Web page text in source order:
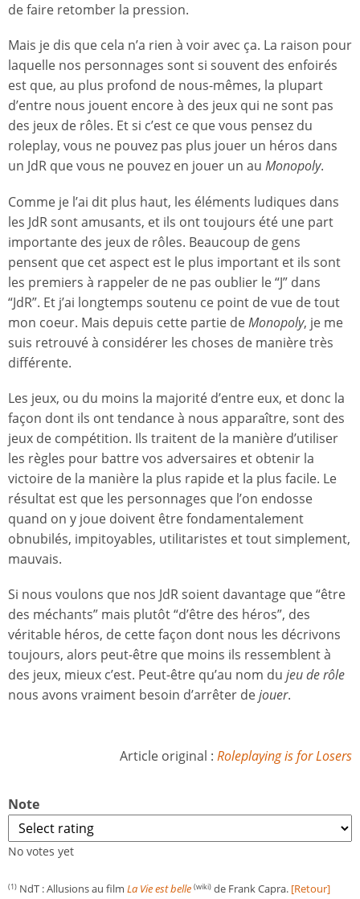
de faire retomber la pression.
Mais je dis que cela n’a rien à voir avec ça. La raison pour
laquelle nos personnages sont si souvent des enfoirés
est que, au plus profond de nous-mêmes, la plupart
d’entre nous jouent encore à des jeux qui ne sont pas
des jeux de rôles. Et si c’est ce que vous pensez du
roleplay, vous ne pouvez pas plus jouer un héros dans
un JdR que vous ne pouvez en jouer un au Monopoly.
Comme je l’ai dit plus haut, les éléments ludiques dans
les JdR sont amusants, et ils ont toujours été une part
importante des jeux de rôles. Beaucoup de gens
pensent que cet aspect est le plus important et ils sont
les premiers à rappeler de ne pas oublier le “J” dans
“JdR”. Et j’ai longtemps soutenu ce point de vue de tout
mon coeur. Mais depuis cette partie deMonopoly, je me
suis retrouvé à considérer les choses de manière très
différente.
Les jeux, ou du moins la majorité d’entre eux, et donc la
façon dont ils ont tendance à nous apparaître, sont des
jeux de compétition. Ils traitent de la manière d’utiliser
les règles pour battre vos adversaires et obtenir la
victoire de la manière la plus rapide et la plus facile. Le
résultat est que les personnages que l’on endosse
quand on y joue doivent être fondamentalement
obnubilés, impitoyables, utilitaristes et tout simplement,
mauvais.
Si nous voulons que nos JdR soient davantage que “être
des méchants” mais plutôt “d’être des héros”, des
véritable héros, de cette façon dont nous les décrivons
toujours, alors peut-être que moins ils ressemblent à
des jeux, mieux c’est. Peut-être qu’au nom du jeu de rôle
nous avons vraiment besoin d’arrêter dejouer.
Article original : Roleplaying is for Losers
Note
No votes yet
(1) NdT : Allusions au film La Vie est belle (wiki) de Frank Capra. [Retour]